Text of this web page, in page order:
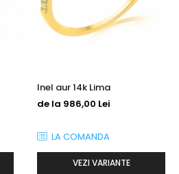
Inel aur 14k Lima
de la 986,00 Lei
LA COMANDA
VEZI VARIANTE